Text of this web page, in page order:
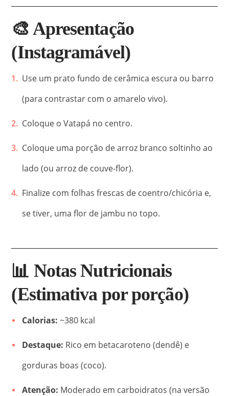
🎨 Apresentação
(Instagramável)
Use um prato fundo de cerâmica escura ou barro
(para contrastar com o amarelo vivo).
Coloque o Vatapá no centro.
Coloque uma porção de arroz branco soltinho ao
lado (ou arroz de couve-flor).
Finalize com folhas frescas de coentro/chicória e,
se tiver, uma flor de jambu no topo.
📊 Notas Nutricionais
(Estimativa por porção)
Calorias: ~380 kcal
Destaque: Rico em betacaroteno (dendê) e
gorduras boas (coco).
Atenção: Moderado em carboidratos (na versão